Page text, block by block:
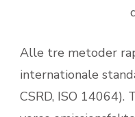
Alle tre metoder
internationale
CSRD, ISO 14064).